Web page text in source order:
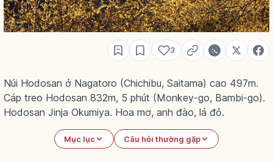
3
Núi Hodosan ở Nagatoro (Chichibu, Saitama) cao 497m.
Cáp treo Hodosan 832m, 5 phút (Monkey-go, Bambi-go).
Hodosan Jinja Okumiya. Hoa mơ, anh đào, lá đỏ.
Mục lục Câu hỏi thường gặp